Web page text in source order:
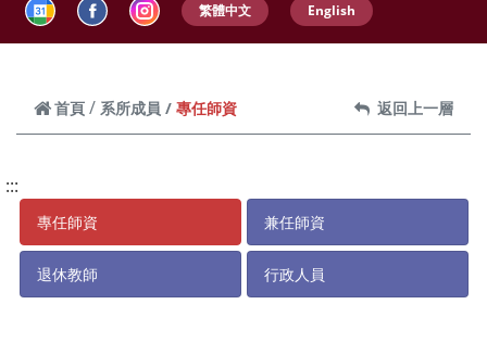
繁體中文 English
首頁 系所成員 專任師資 返回上一層
:::
專任師資 兼任師資
退休教師 行政人員